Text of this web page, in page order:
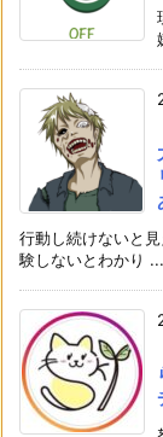
行動し続けないと
験しないとわかり ...